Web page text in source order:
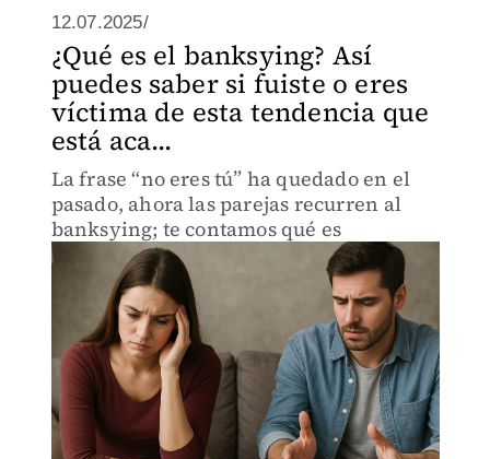
12.07.2025/
¿Qué es el banksying? Así
puedes saber si fuiste o eres
víctima de esta tendencia que
está aca...
La frase “no eres tú” ha quedado en el
pasado, ahora las parejas recurren al
banksying; te contamos qué es